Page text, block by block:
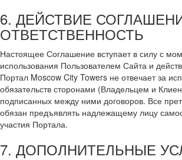
6. ДЕЙСТВИЕ
ОТВЕТСТВЕННОСТЬ
Настоящее Соглашение вступает в силу с
использования Пользователем Сайта и
Портал Moscow City Towers не отвечает за
обязательств сторонами (Владельцем и
подписанных между ними договоров. Все
обязан предъявлять надлежащему лицу
участия Портала.
7. ДОПОЛНИТЕЛЬНЫЕ